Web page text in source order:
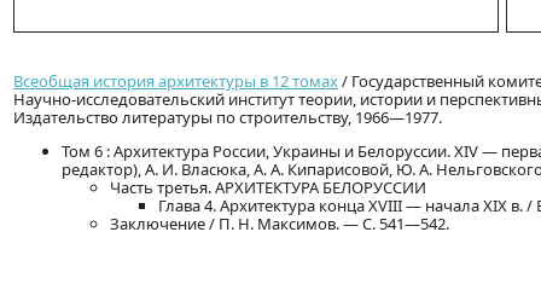
Всеобщая история архитектуры в 12 томах/ Государственный
Научно-исследовательский институт теории, истории и
Издательство литературы по строительству, 1966—1977.
Том 6 : Архитектура России, Украины и Белоруссии. XIV —
редактор), А. И. Власюка, А. А. Кипарисовой, Ю. А.
Часть третья. АРХИТЕКТУРА БЕЛОРУССИИ
Глава 4. Архитектура конца XVIII — начала XIX в.
Заключение / П. Н. Максимов. — С. 541—542.